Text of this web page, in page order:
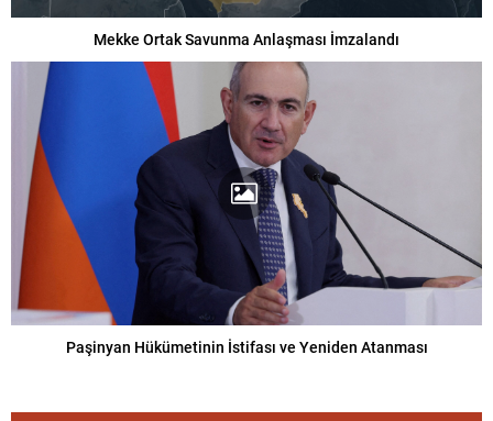
Mekke Ortak Savunma Anlaşması İmzalandı
Paşinyan Hükümetinin İstifası ve Yeniden Atanması